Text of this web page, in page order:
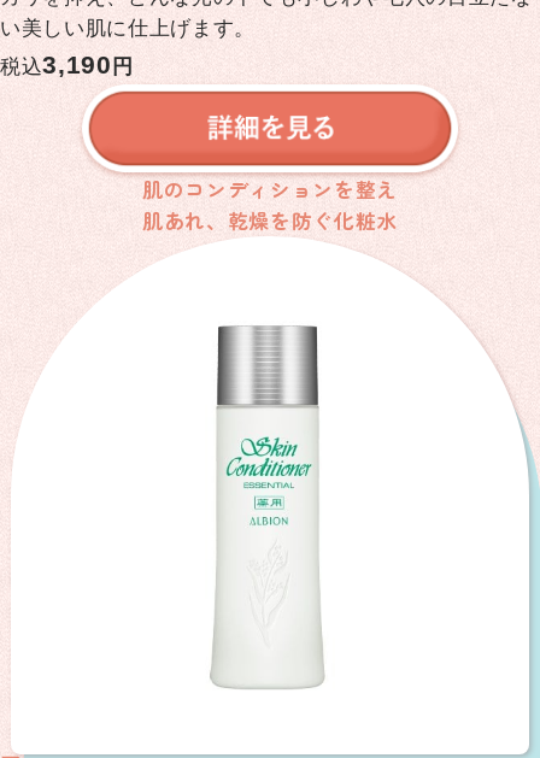
い美しい肌に仕上げます。
税込3,190 円
肌のコンディションを整え
肌あれ、乾燥を防ぐ化粧水